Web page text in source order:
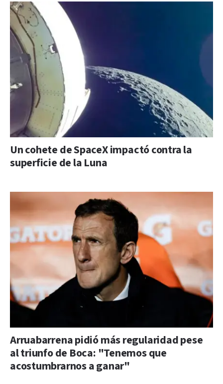
Un cohete de SpaceX impactó contra la
superficie de la Luna
Arruabarrena pidió más regularidad pese
al triunfo de Boca: "Tenemos que
acostumbrarnos a ganar"